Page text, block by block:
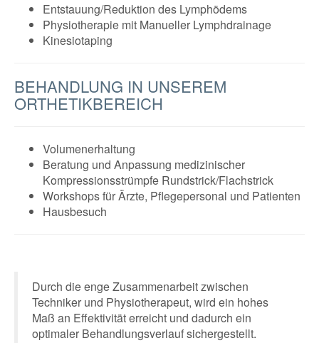
Entstauung/Reduktion des Lymphödems
Physiotherapie mit Manueller Lymphdrainage
Kinesiotaping
BEHANDLUNG IN UNSEREM
ORTHETIKBEREICH
Volumenerhaltung
Beratung und Anpassung medizinischer
Kompressionsstrümpfe Rundstrick/Flachstrick
Workshops für Ärzte, Pflegepersonal und Patienten
Hausbesuch
Durch die enge Zusammenarbeit zwischen
Techniker und Physiotherapeut, wird ein hohes
Maß an Effektivität erreicht und dadurch ein
optimaler Behandlungsverlauf sichergestellt.